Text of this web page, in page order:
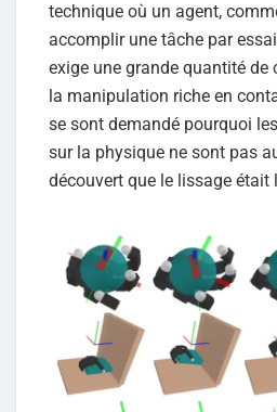
technique où un agent,
accomplir une tâche par
exige une grande quantité de
la manipulation riche en
se sont demandé pourquoi
sur la physique ne sont pas
découvert que le lissage était